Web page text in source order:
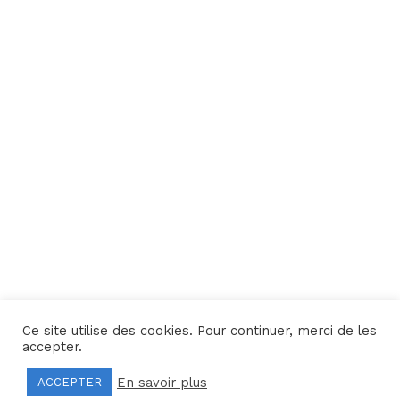
Une réalisation Yata!
Mentions légales–Politique de confidentialité
Ce site utilise des cookies. Pour continuer, merci de les
accepter.
ACCEPTER En savoir plus